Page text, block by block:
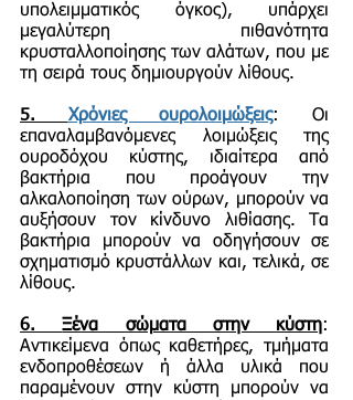
υπολειμματικός όγκος), υπάρχει
μεγαλύτερη πιθανότητα
κρυσταλλοποίησης των αλάτων, που με
τη σειρά τους δημιουργούν λίθους.
5. Χρόνιες ουρολοιμώξεις: Οι
επαναλαμβανόμενες λοιμώξεις της
ουροδόχου κύστης, ιδιαίτερα από
βακτήρια που προάγουν την
αλκαλοποίηση των ούρων, μπορούν να
αυξήσουν τον κίνδυνο λιθίασης. Τα
βακτήρια μπορούν να οδηγήσουν σε
σχηματισμό κρυστάλλων και, τελικά, σε
λίθους.
6. Ξένα σώματα στην κύστη:
Αντικείμενα όπως καθετήρες, τμήματα
ενδοπροθέσεων ή άλλα υλικά που
παραμένουν στην κύστη μπορούν να